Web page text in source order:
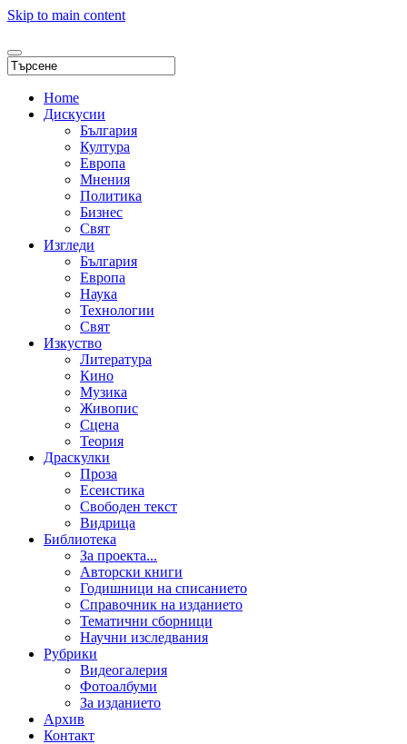
Skip to main content
Home
Дискусии
България
Култура
Европа
Мнения
Политика
Бизнес
Свят
Изгледи
България
Европа
Наука
Технологии
Свят
Изкуство
Литература
Кино
Музика
Живопис
Сцена
Теория
Драскулки
Проза
Есеистика
Свободен текст
Видрица
Библиотека
За проекта...
Авторски книги
Годишници на списанието
Справочник на изданието
Тематични сборници
Научни изследвания
Рубрики
Видеогалерия
Фотоалбуми
За изданието
Архив
Контакт